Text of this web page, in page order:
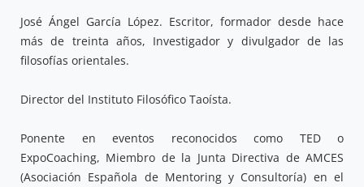
José Ángel García López. Escritor, formador desde hace
más de treinta años, Investigador y divulgador de las
filosofías orientales.
Director del Instituto Filosófico Taoísta.
Ponente en eventos reconocidos como TED o
ExpoCoaching, Miembro de la Junta Directiva de AMCES
(Asociación Española de Mentoring y Consultoría) en el